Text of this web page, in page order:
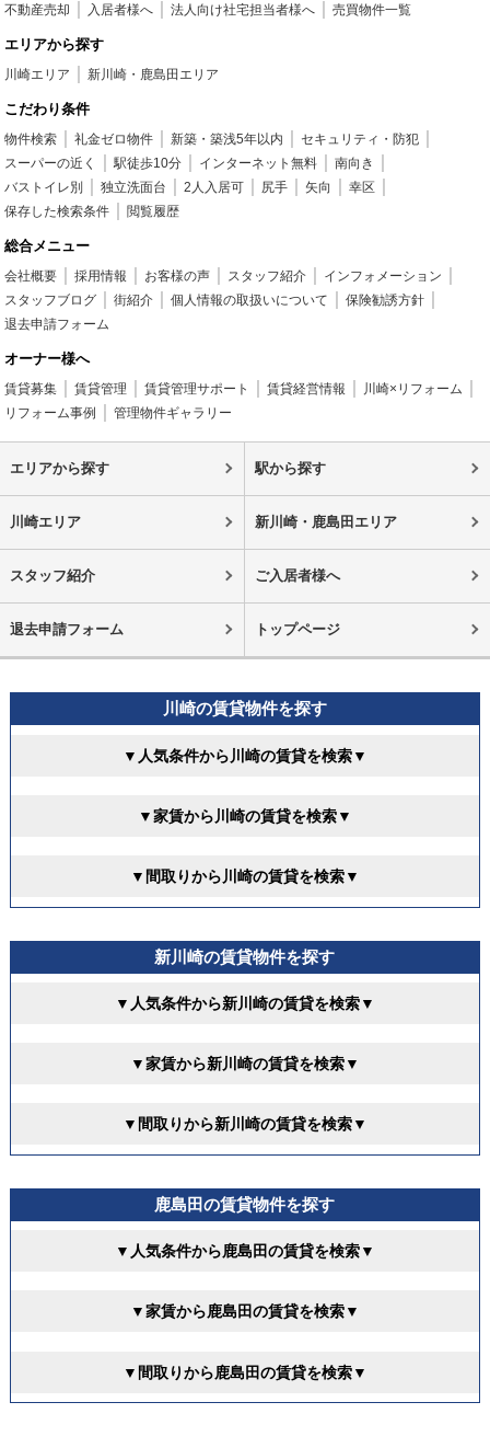
不動産売却
入居者様へ 法人向け社宅担当者様へ 売買物件一覧
エリアから探す
川崎エリア 新川崎・鹿島田エリア
こだわり条件
物件検索 礼金ゼロ物件 新築・築浅5年以内
セキュリティ・防犯
スーパーの近く
駅徒歩10分 インターネット無料
南向き
バストイレ別
独立洗面台 2人入居可 尻手 矢向
幸区
保存した検索条件
閲覧履歴
総合メニュー
会社概要 採用情報 お客様の声 スタッフ紹介
インフォメーション
スタッフブログ
街紹介 個人情報の取扱いについて
保険勧誘方針
退去申請フォーム
オーナー様へ
賃貸募集 賃貸管理 賃貸管理サポート 賃貸経営情報
川崎×リフォーム
リフォーム事例
管理物件ギャラリー
エリアから探す 駅から探す
川崎エリア 新川崎・鹿島田エリア
スタッフ紹介 ご入居者様へ
退去申請フォーム トップページ
川崎の賃貸物件を探す
▼人気条件から川崎の賃貸を検索▼
▼家賃から川崎の賃貸を検索▼
▼間取りから川崎の賃貸を検索▼
新川崎の賃貸物件を探す
▼人気条件から新川崎の賃貸を検索▼
▼家賃から新川崎の賃貸を検索▼
▼間取りから新川崎の賃貸を検索▼
鹿島田の賃貸物件を探す
▼人気条件から鹿島田の賃貸を検索▼
▼家賃から鹿島田の賃貸を検索▼
▼間取りから鹿島田の賃貸を検索▼